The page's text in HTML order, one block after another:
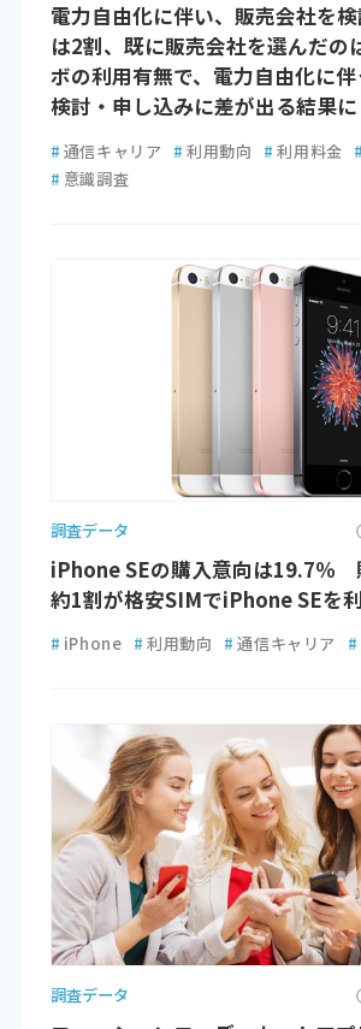
電力自由化に伴い、販売会社を
は2割、既に販売会社を選んだの
ボの利用有無で、電力自由化に
検討・申し込みに差が出る結果に
# 通信キャリア # 利用動向 # 利用料金 #
# 意識調査
調査データ
iPhone SEの購入意向は19.7％
約1割が格安SIMでiPhone SEを
# iPhone # 利用動向 # 通信キャリア #
調査データ